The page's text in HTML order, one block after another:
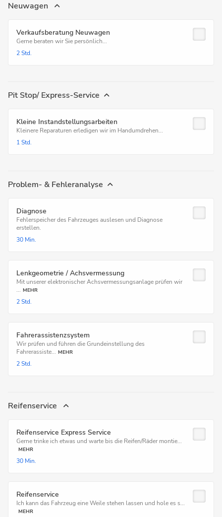
Neuwagen
Verkaufsberatung Neuwagen
Gerne beraten wir Sie persönlich...
2 Std.
Pit Stop/ Express-Service
Kleine Instandstellungsarbeiten
Kleinere Reparaturen erledigen wir im Handumdrehen...
1 Std.
Problem- & Fehleranalyse
Diagnose
Fehlerspeicher des Fahrzeuges auslesen und Diagnose
erstellen.
30 Min.
Lenkgeometrie / Achsvermessung
Mit unserer elektronischer Achsvermessungsanlage prüfen wir
... MEHR
2 Std.
Fahrerassistenzsystem
Wir prüfen und führen die Grundeinstellung des
Fahrerassiste... MEHR
2 Std.
Reifenservice
Reifenservice Express Service
Gerne trinke ich etwas und warte bis die Reifen/Räder montie...
MEHR
30 Min.
Reifenservice
Ich kann das Fahrzeug eine Weile stehen lassen und hole es s...
MEHR